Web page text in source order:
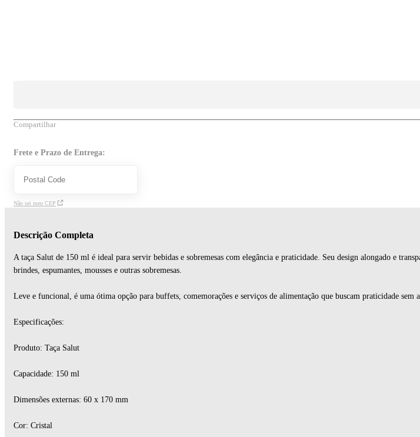
Compartilhar
Frete e Prazo de Entrega:
Não sei meu CEP
Descrição Completa
A taça Salut de 150 ml é ideal para servir bebidas e sobremesas com elegância e praticidade. Seu design alongado e
brindes, espumantes, mousses e outras sobremesas.
Leve e funcional, é uma ótima opção para buffets, comemorações e serviços de alimentação que buscam praticidade sem
Especificações:
Produto: Taça Salut
Capacidade: 150 ml
Dimensões externas: 60 x 170 mm
Cor: Cristal